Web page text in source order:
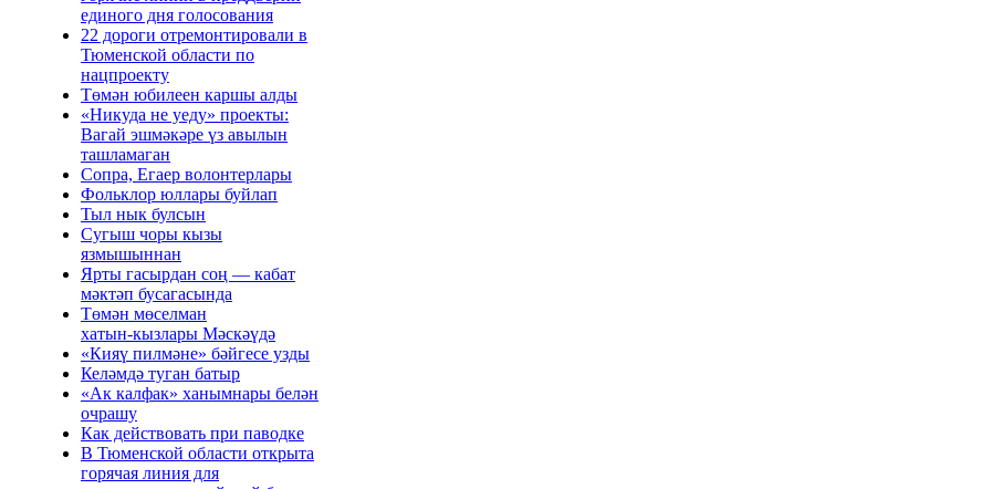
единого дня голосования
22 дороги отремонтировали в
Тюменской области по
нацпроекту
Төмән юбилеен каршы алды
«Никуда не уеду» проекты:
Вагай эшмәкәре үз авылын
ташламаган
Сопра, Егаер волонтерлары
Фольклор юллары буйлап
Тыл нык булсын
Сугыш чоры кызы
язмышыннан
Ярты гасырдан соң — кабат
мәктәп бусагасында
Төмән мөселман
хатын‑кызлары Мәскәүдә
«Кияү пилмәне» бәйгесе узды
Келәмдә туган батыр
«Ак калфак» ханымнары белән
очрашу
Как действовать при паводке
В Тюменской области открыта
горячая линия для